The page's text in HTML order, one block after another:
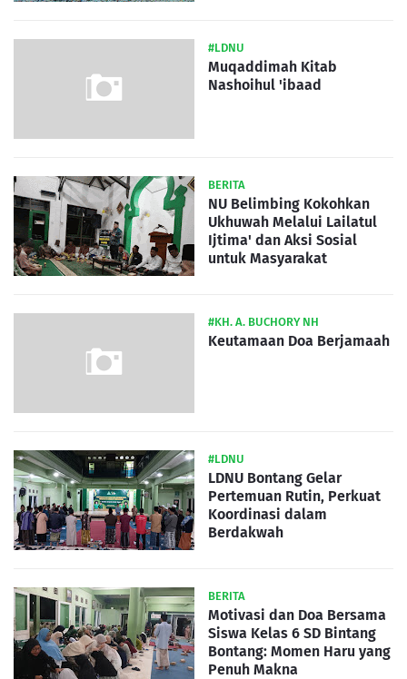
#LDNU
Muqaddimah Kitab
Nashoihul 'ibaad
BERITA
NU Belimbing Kokohkan
Ukhuwah Melalui Lailatul
Ijtima' dan Aksi Sosial
untuk Masyarakat
#KH. A. BUCHORY NH
Keutamaan Doa Berjamaah
#LDNU
LDNU Bontang Gelar
Pertemuan Rutin, Perkuat
Koordinasi dalam
Berdakwah
BERITA
Motivasi dan Doa Bersama
Siswa Kelas 6 SD Bintang
Bontang: Momen Haru yang
Penuh Makna